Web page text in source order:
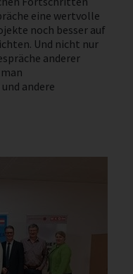
eine wertvolle
noch besser auf
Und nicht nur
anderer
andere